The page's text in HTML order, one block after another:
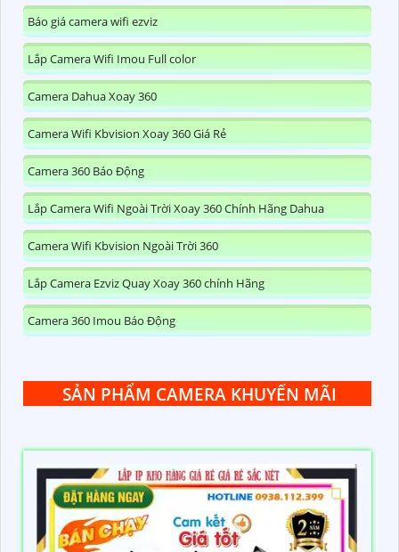
Báo giá camera wifi ezviz
Lắp Camera Wifi Imou Full color
Camera Dahua Xoay 360
Camera Wifi Kbvision Xoay 360 Giá Rẻ
Camera 360 Báo Động
Lắp Camera Wifi Ngoài Trời Xoay 360 Chính Hãng Dahua
Camera Wifi Kbvision Ngoài Trời 360
Lắp Camera Ezviz Quay Xoay 360 chính Hãng
Camera 360 Imou Báo Động
SẢN PHẨM CAMERA KHUYẾN MÃI